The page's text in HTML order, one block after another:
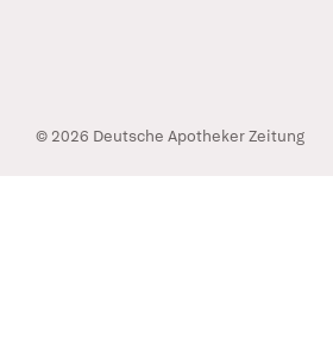
© 2026 Deutsche Apotheker Zeitung